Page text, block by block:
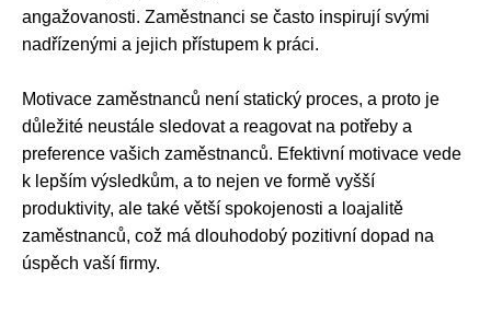
angažovanosti. Zaměstnanci se často inspirují svými
nadřízenými a jejich přístupem k práci.
Motivace zaměstnanců není statický proces, a proto je
důležité neustále sledovat a reagovat na potřeby a
preference vašich zaměstnanců. Efektivní motivace vede
k lepším výsledkům, a to nejen ve formě vyšší
produktivity, ale také větší spokojenosti a loajalitě
zaměstnanců, což má dlouhodobý pozitivní dopad na
úspěch vaší firmy.